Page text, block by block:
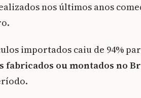
nos últimos anos
importados caiu de 94%
fabricados ou montados no